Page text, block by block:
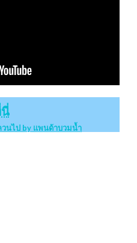
วนไป by แพนด้าบวมน้ำ